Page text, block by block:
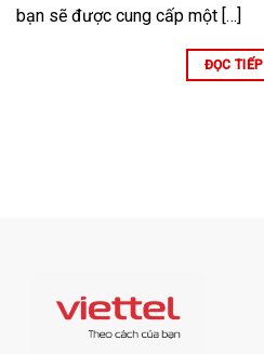
bạn sẽ được cung cấp một […]
ĐỌC TIẾP